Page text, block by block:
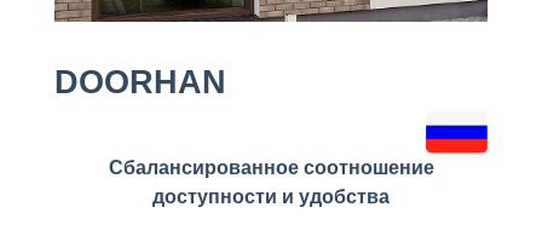
DOORHAN
Сбалансированное соотношение
доступности и удобства